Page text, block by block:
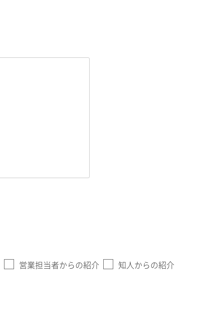
営業担当者からの紹介 知人からの紹介